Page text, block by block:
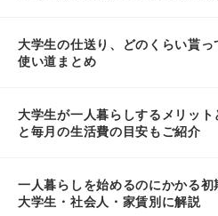
大学生の仕送り、どのくらい貰
使い道まとめ
大学生が一人暮らしするメリッ
と毎月の生活費の目安もご紹介
一人暮らしを始めるのにかかる
大学生・社会人・家賃別に解説